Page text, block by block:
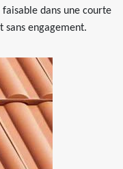
dans une courte
sans engagement.